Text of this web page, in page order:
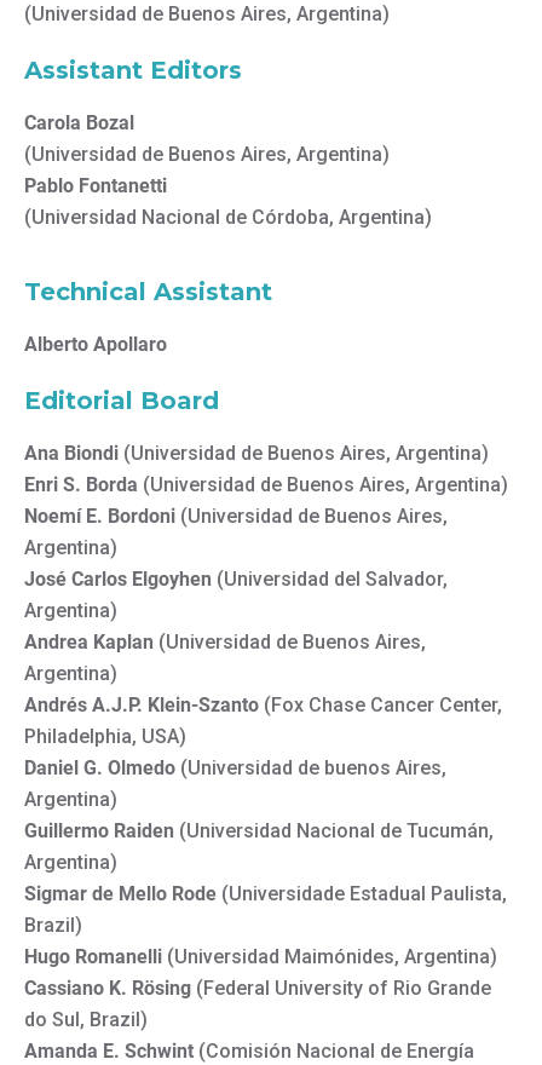
(Universidad de Buenos Aires, Argentina)
Assistant Editors
Carola Bozal
(Universidad de Buenos Aires, Argentina)
Pablo Fontanetti
(Universidad Nacional de Córdoba, Argentina)
Technical Assistant
Alberto Apollaro
Editorial Board
Ana Biondi (Universidad de Buenos Aires, Argentina)
Enri S. Borda (Universidad de Buenos Aires, Argentina)
Noemí E. Bordoni (Universidad de Buenos Aires,
Argentina)
José Carlos Elgoyhen (Universidad del Salvador,
Argentina)
Andrea Kaplan (Universidad de Buenos Aires,
Argentina)
Andrés A.J.P. Klein-Szanto (Fox Chase Cancer Center,
Philadelphia, USA)
Daniel G. Olmedo (Universidad de buenos Aires,
Argentina)
Guillermo Raiden (Universidad Nacional de Tucumán,
Argentina)
Sigmar de Mello Rode (Universidade Estadual Paulista,
Brazil)
Hugo Romanelli (Universidad Maimónides, Argentina)
Cassiano K. Rösing (Federal University of Rio Grande
do Sul, Brazil)
Amanda E. Schwint (Comisión Nacional de Energía